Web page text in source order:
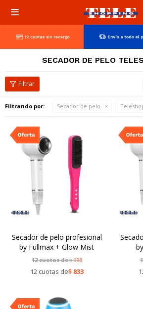

SECADOR DE PELO
Filtrando por: Secador de pelo
Secador de pelo profesional
by Fullmax + Glow Mist
12 cuotas de:$998
12 cuotas de$ 833